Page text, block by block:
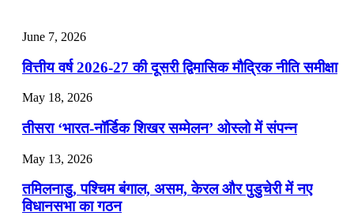
July 22, 2026
📝 डेली करेंट अफेयर्स: 19-21 जुलाई 2026
July 19, 2026
📝 डेली करेंट अफेयर्स: 16-18 जुलाई 2026
July 16, 2026
📝 डेली करेंट अफेयर्स: 13-15 जुलाई 2026
June 7, 2026
वित्तीय वर्ष 2026-27 की दूसरी द्विमासिक मौद्रिक नीति समीक्षा
May 18, 2026
तीसरा ‘भारत-नॉर्डिक शिखर सम्मेलन’ ओस्लो में संपन्न
May 13, 2026
तमिलनाडु, पश्चिम बंगाल, असम, केरल और पुडुचेरी में नए
विधानसभा का गठन